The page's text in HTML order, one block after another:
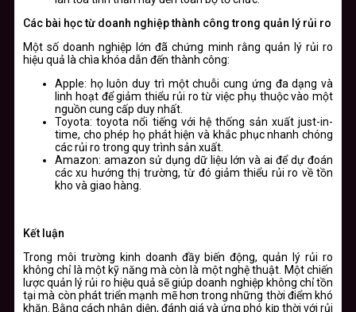
Các bài học từ doanh nghiệp thành công trong quản lý rủi ro
Một số doanh nghiệp lớn đã chứng minh rằng quản lý rủi ro
hiệu quả là chìa khóa dẫn đến thành công:
Apple: họ luôn duy trì một chuỗi cung ứng đa dạng và
linh hoạt để giảm thiểu rủi ro từ việc phụ thuộc vào một
nguồn cung cấp duy nhất.
Toyota: toyota nổi tiếng với hệ thống sản xuất just-in-
time, cho phép họ phát hiện và khắc phục nhanh chóng
các rủi ro trong quy trình sản xuất.
Amazon: amazon sử dụng dữ liệu lớn và ai để dự đoán
các xu hướng thị trường, từ đó giảm thiểu rủi ro về tồn
kho và giao hàng.
Kết luận
Trong môi trường kinh doanh đầy biến động, quản lý rủi ro
không chỉ là một kỹ năng mà còn là một nghệ thuật. Một chiến
lược quản lý rủi ro hiệu quả sẽ giúp doanh nghiệp không chỉ tồn
tại mà còn phát triển mạnh mẽ hơn trong những thời điểm khó
khăn. Bằng cách nhận diện, đánh giá và ứng phó kịp thời với rủi